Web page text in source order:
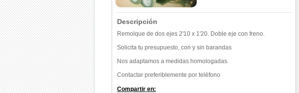
Descripción
Remolque de dos ejes 2'10 x 1'20. Doble eje con freno.
Solicita tu presupuesto, con y sin barandas
Nos adaptamos a medidas homologadas.
Contactar preferiblemente por teléfono
Compartir en: